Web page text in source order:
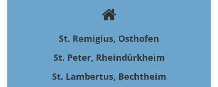
St. Remigius, Osthofen
St. Peter, Rheindürkheim
St. Lambertus, Bechtheim